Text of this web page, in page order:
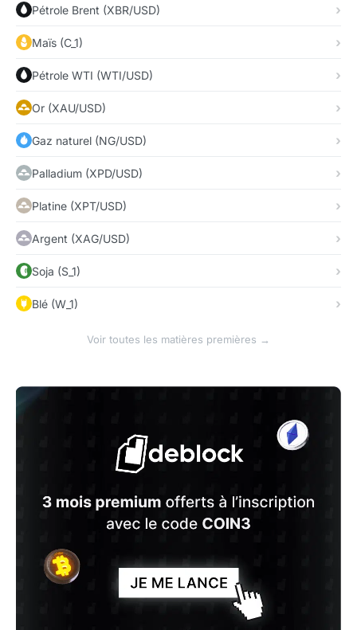
Pétrole Brent (XBR/USD)
Maïs (C_1)
Pétrole WTI (WTI/USD)
Or (XAU/USD)
Gaz naturel (NG/USD)
Palladium (XPD/USD)
Platine (XPT/USD)
Argent (XAG/USD)
Soja (S_1)
Blé (W_1)
Voir toutes les matières premières →